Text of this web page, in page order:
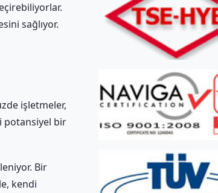
sağlıyor.
işletmeler,
potansiyel bir
Bir
kendi